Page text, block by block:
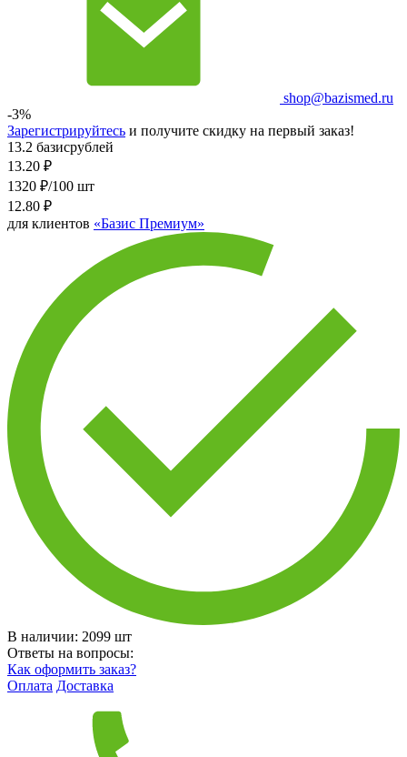
shop@bazismed.ru
-3%
Зарегистрируйтесь и получите скидку на первый заказ!
13.2 базисрублей
13.20 ₽
1320 ₽/100 шт
12.80 ₽
для клиентов «Базис Премиум»
В наличии: 2099 шт
Ответы на вопросы:
Как оформить заказ?
Оплата Доставка